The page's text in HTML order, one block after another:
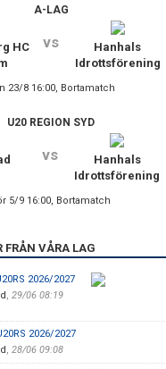
A-LAG
HC
vs
Hanhals
Idrottsförening
23/8 16:00, Bortamatch
U20 REGION SYD
vs
Hanhals
Idrottsförening
5/9 16:00, Bortamatch
FRÅN VÅRA LAG
2026/2027
, 29/06 08:19
2026/2027
, 28/06 09:08